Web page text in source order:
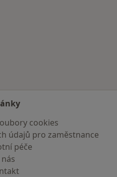
cookies
údajů pro zaměstnance
péče